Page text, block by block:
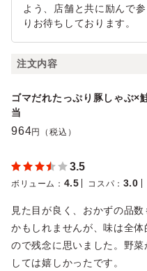
よう、店舗と共に励んで
りお待ちしております。
注文内容
ゴマだれたっぷり豚しゃぶ×
当
964円（税込）
3.5
ボリューム ： 4.5 コスパ ： 3.0
見た目が良く、おかずの品
かもしれませんが、味は全
ので残念に思いました。野
しては嬉しかったです。